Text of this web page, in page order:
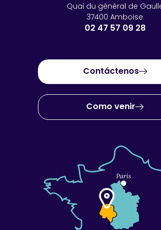
Quai du général de
37400 Amboise
02 47 57 09 28
Contáctenos
Como venir